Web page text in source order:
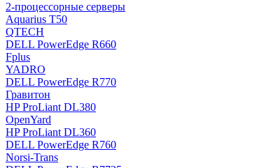
2-процессорные серверы
Aquarius T50
QTECH
DELL PowerEdge R660
Fplus
YADRO
DELL PowerEdge R770
Гравитон
HP ProLiant DL380
OpenYard
HP ProLiant DL360
DELL PowerEdge R760
Norsi-Trans